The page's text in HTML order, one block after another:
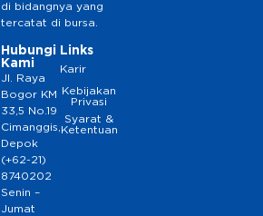
di bidangnya yang
tercatat di bursa.
Hubungi
Kami
Jl. Raya
Bogor KM
33,5 No.19
Cimanggis,
Depok
(+62-21)
8740202
Senin –
Jumat
Links
Karir
Kebijakan
Privasi
Syarat &
Ketentuan